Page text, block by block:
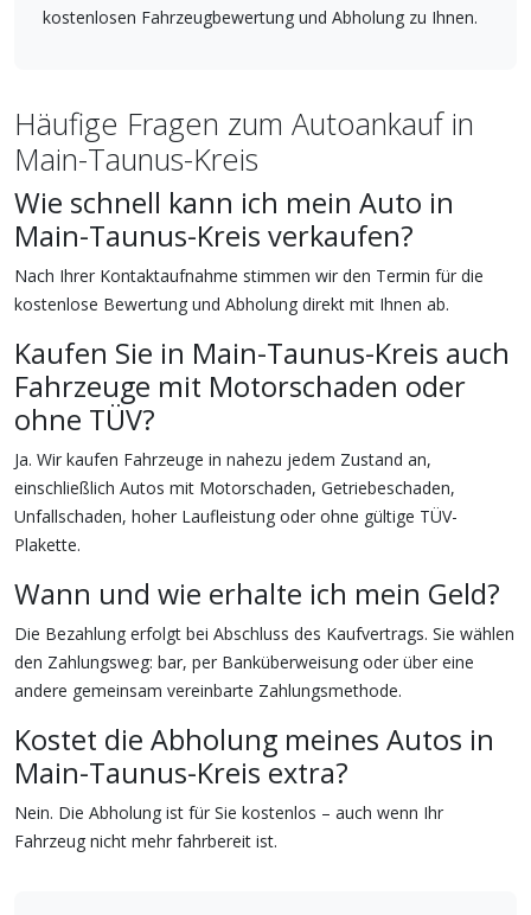
kostenlosen Fahrzeugbewertung und Abholung zu Ihnen.
Häufige Fragen zum Autoankauf in
Main-Taunus-Kreis
Wie schnell kann ich mein Auto in
Main-Taunus-Kreis verkaufen?
Nach Ihrer Kontaktaufnahme stimmen wir den Termin für die
kostenlose Bewertung und Abholung direkt mit Ihnen ab.
Kaufen Sie in Main-Taunus-Kreis auch
Fahrzeuge mit Motorschaden oder
ohne TÜV?
Ja. Wir kaufen Fahrzeuge in nahezu jedem Zustand an,
einschließlich Autos mit Motorschaden, Getriebeschaden,
Unfallschaden, hoher Laufleistung oder ohne gültige TÜV-
Plakette.
Wann und wie erhalte ich mein Geld?
Die Bezahlung erfolgt bei Abschluss des Kaufvertrags. Sie wählen
den Zahlungsweg: bar, per Banküberweisung oder über eine
andere gemeinsam vereinbarte Zahlungsmethode.
Kostet die Abholung meines Autos in
Main-Taunus-Kreis extra?
Nein. Die Abholung ist für Sie kostenlos – auch wenn Ihr
Fahrzeug nicht mehr fahrbereit ist.